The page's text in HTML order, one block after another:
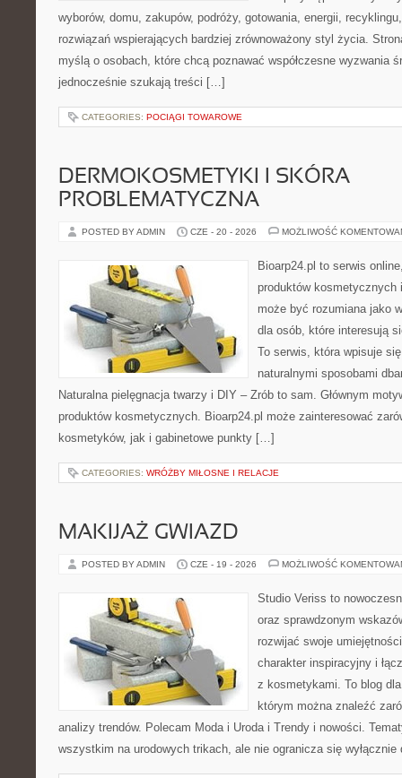
wyborów, domu, zakupów, podróży, gotowania, energii,
rozwiązań wspierających bardziej zrównoważony styl życia.
myślą o osobach, które chcą poznawać współczesne wyzwania
jednocześnie szukają treści […]
CATEGORIES: POCIĄGI TOWAROWE
DERMOKOSMETYKI I SKÓRA
PROBLEMATYCZNA
POSTED BY ADMIN CZE - 20 - 2026 MOŻLIWOŚĆ
Bioarp24.pl to serwis
produktów kosmetycznych
może być rozumiana jako
dla osób, które interesują
To serwis, która wpisuje
naturalnymi sposobami
Naturalna pielęgnacja twarzy i DIY – Zrób to sam. Głównym
produktów kosmetycznych. Bioarp24.pl może zainteresować
kosmetyków, jak i gabinetowe punkty […]
CATEGORIES: WRÓŻBY MIŁOSNE I RELACJE
MAKIJAŻ GWIAZD
POSTED BY ADMIN CZE - 19 - 2026 MOŻLIWOŚĆ
Studio Veriss to
oraz sprawdzonym
rozwijać swoje
charakter inspiracyjny i
z kosmetykami. To blog
którym można znaleźć
analizy trendów. Polecam Moda i Uroda i Trendy i nowości.
wszystkim na urodowych trikach, ale nie ogranicza się